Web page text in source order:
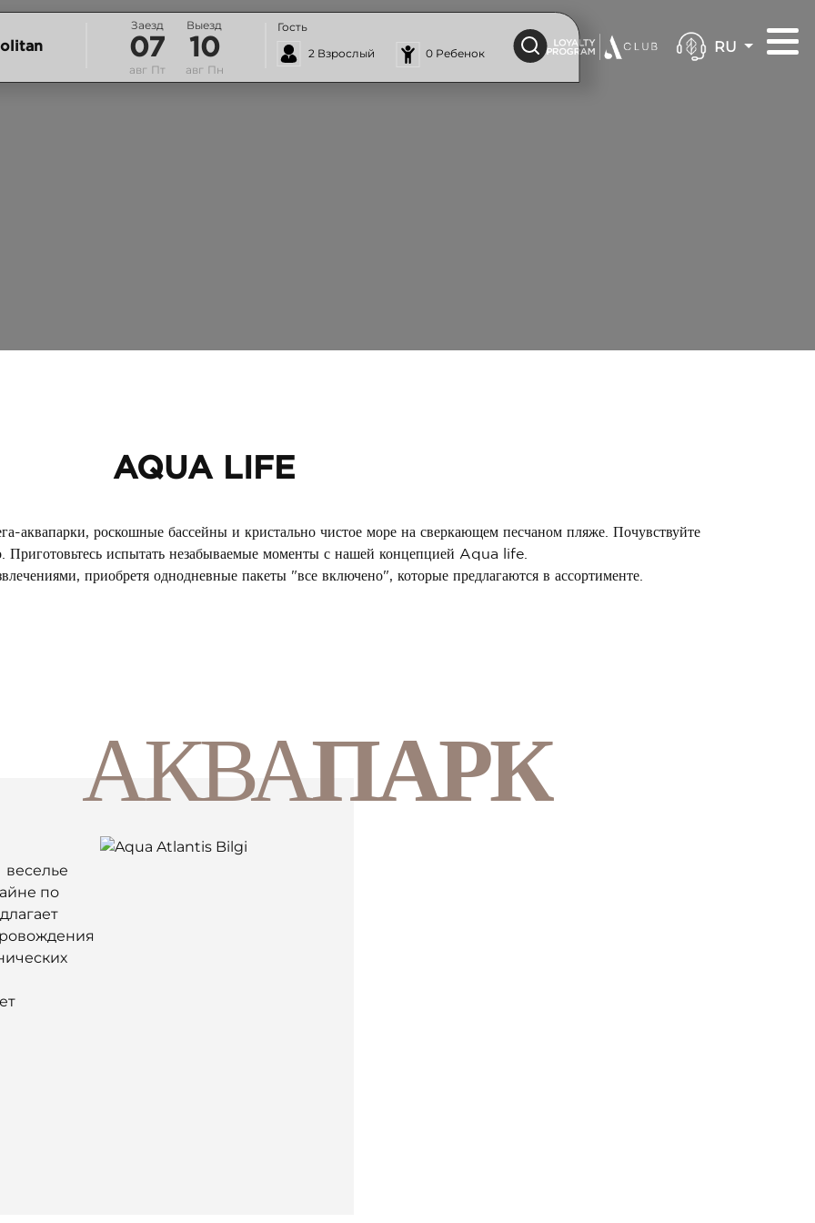
RU
Заезд
07
авг Пт
Выезд
10
авг Пн
Гость
2 Взрослый
0 Ребенок
AQUA LIFE
аквапарки, роскошные бассейны и кристально чистое море на сверкающем песчаном пляже. Почувствуйте
Приготовьтесь испытать незабываемые моменты с нашей концепцией Aqua life.
приобретя однодневные пакеты "все включено", которые предлагаются в ассортименте.
АКВАПАРК
веселье
по